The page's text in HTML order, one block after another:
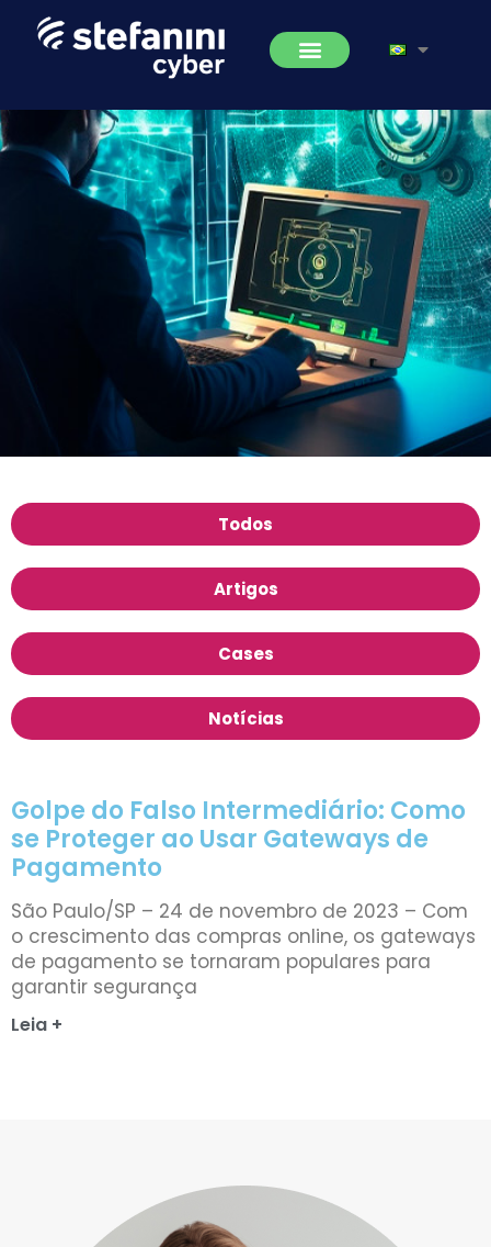
Todos
Artigos
Cases
Notícias
Golpe do Falso Intermediário: Como
se Proteger ao Usar Gateways de
Pagamento
São Paulo/SP – 24 de novembro de 2023 – Com
o crescimento das compras online, os gateways
de pagamento se tornaram populares para
garantir segurança
Leia +